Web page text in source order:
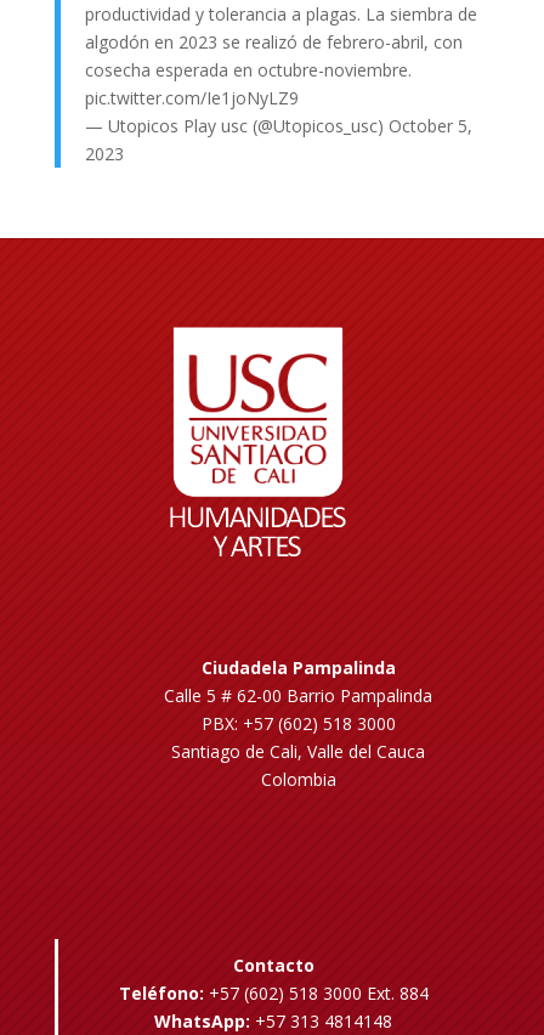
productividad y tolerancia a plagas. La siembra de
algodón en 2023 se realizó de febrero-abril, con
cosecha esperada en octubre-noviembre.
pic.twitter.com/Ie1joNyLZ9
— Utopicos Play usc (@Utopicos_usc) October 5,
2023
Ciudadela Pampalinda
Calle 5 # 62-00 Barrio Pampalinda
PBX: +57 (602) 518 3000
Santiago de Cali, Valle del Cauca
Colombia
Contacto
Teléfono: +57 (602) 518 3000 Ext. 884
WhatsApp: +57 313 4814148